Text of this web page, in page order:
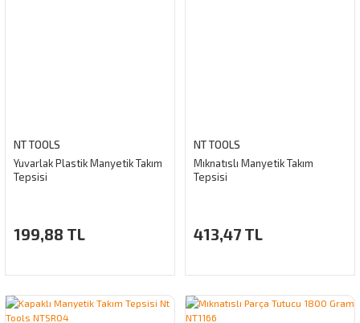
NT TOOLS
Yuvarlak Plastik Manyetik Takım
Tepsisi
199,88 TL
NT TOOLS
Mıknatıslı Manyetik Takım
Tepsisi
413,47 TL